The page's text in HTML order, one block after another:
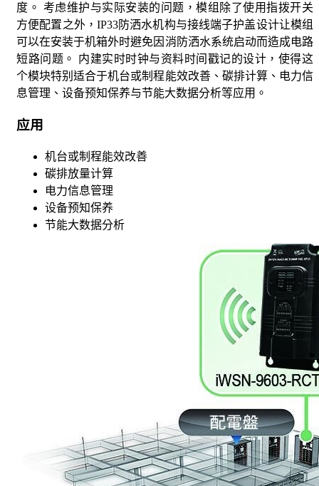
度。 考虑维护与实际安装的问题，模组除了使用指拨开关
方便配置之外，IP33防洒水机构与接线端子护盖设计让模组
可以在安装于机箱外时避免因消防洒水系统启动而造成电路
短路问题。 内建实时时钟与资料时间戳记的设计，使得这
个模块特别适合于机台或制程能效改善、碳排计算、电力信
息管理、设备预知保养与节能大数据分析等应用。
应用
机台或制程能效改善
碳排放量计算
电力信息管理
设备预知保养
节能大数据分析